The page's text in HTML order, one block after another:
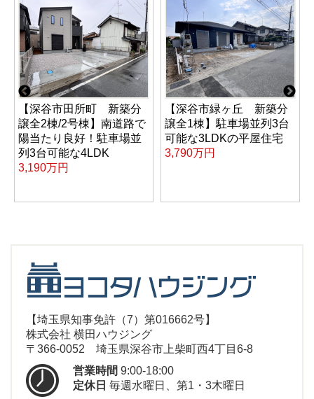
【深谷市田所町 新築分
譲全2棟/2号棟】南道路で
陽当たり良好！駐車場並
列3台可能な4LDK
3,190万円
【深谷市緑ヶ丘 新築分
譲全1棟】駐車場並列3台
可能な3LDKの平屋住宅
3,790万円
【埼玉県知事免許（7）第016662号】
株式会社 横田ハウジング
〒366-0052 埼玉県深谷市上柴町西4丁目6-8
営業時間 9:00-18:00
定休日 毎週水曜日、第1・3木曜日